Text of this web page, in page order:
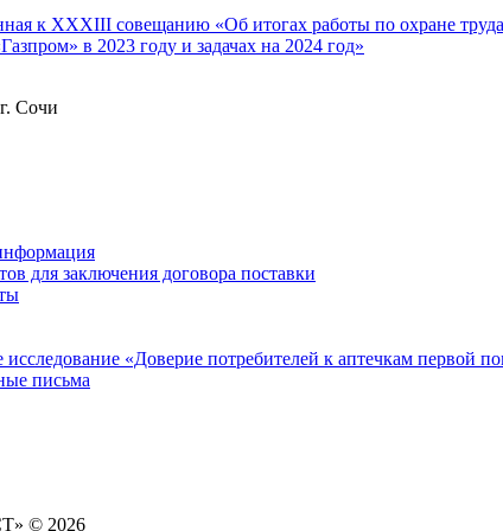
к XXXIII совещанию «Об итогах работы по охране
в 2023 году и задачах на 2024 год»
Сочи
для заключения договора поставки
исследование «Доверие потребителей к аптечкам первой
письма
© 2026